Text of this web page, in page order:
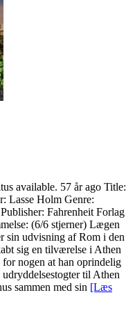
available. 57 år ago Title:
Lasse Holm Genre:
Fahrenheit Forlag
(6/6 stjerner) Lægen
sin udvisning af Rom i den
sig en tilværelse i Athen
for nogen at han oprindelig
til Athen
sammen med sin [Læs